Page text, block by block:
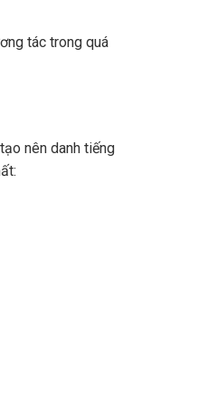
tác trong quá
nên danh tiếng